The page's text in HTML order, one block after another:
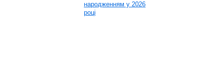
народженням у 2026
році